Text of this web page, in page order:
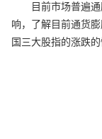
目前市场普遍通
响，了解目前通货
国三大股指的涨跌的